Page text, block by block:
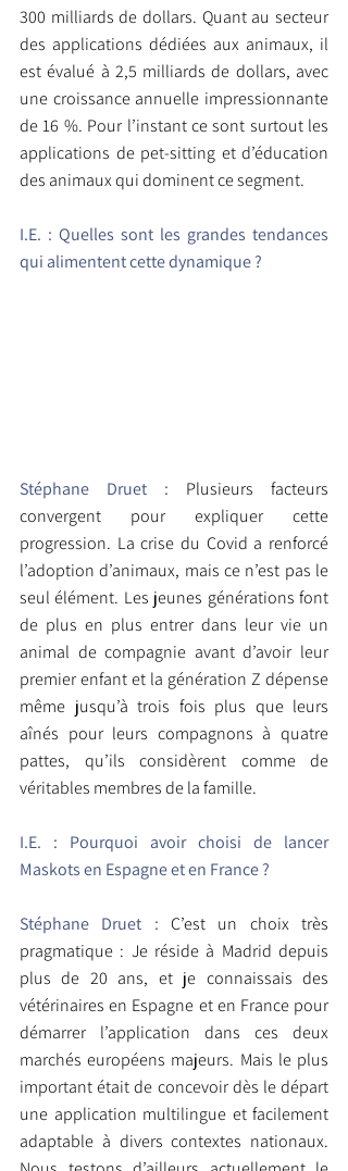
300 milliards de dollars. Quant au secteur
des applications dédiées aux animaux, il
est évalué à 2,5 milliards de dollars, avec
une croissance annuelle impressionnante
de 16 %. Pour l’instant ce sont surtout les
applications de pet-sitting et d’éducation
des animaux qui dominent ce segment.
I.E. : Quelles sont les grandes tendances
qui alimentent cette dynamique ?
Stéphane Druet : Plusieurs facteurs
convergent pour expliquer cette
progression. La crise du Covid a renforcé
l’adoption d’animaux, mais ce n’est pas le
seul élément. Les jeunes générations font
de plus en plus entrer dans leur vie un
animal de compagnie avant d’avoir leur
premier enfant et la génération Z dépense
même jusqu’à trois fois plus que leurs
aînés pour leurs compagnons à quatre
pattes, qu’ils considèrent comme de
véritables membres de la famille.
I.E. : Pourquoi avoir choisi de lancer
Maskots en Espagne et en France ?
Stéphane Druet : C’est un choix très
pragmatique : Je réside à Madrid depuis
plus de 20 ans, et je connaissais des
vétérinaires en Espagne et en France pour
démarrer l’application dans ces deux
marchés européens majeurs. Mais le plus
important était de concevoir dès le départ
une application multilingue et facilement
adaptable à divers contextes nationaux.